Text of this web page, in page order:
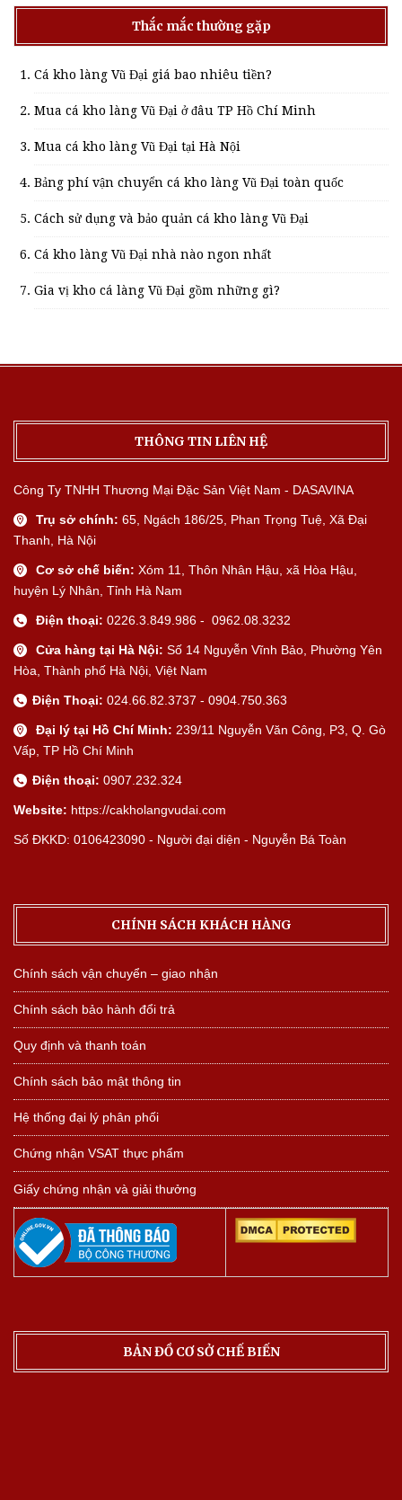
Thắc mắc thường gặp
Cá kho làng Vũ Đại giá bao nhiêu tiền?
Mua cá kho làng Vũ Đại ở đâu TP Hồ Chí Minh
Mua cá kho làng Vũ Đại tại Hà Nội
Bảng phí vận chuyển cá kho làng Vũ Đại toàn quốc
Cách sử dụng và bảo quản cá kho làng Vũ Đại
Cá kho làng Vũ Đại nhà nào ngon nhất
Gia vị kho cá làng Vũ Đại gồm những gì?
THÔNG TIN LIÊN HỆ
Công Ty TNHH Thương Mại Đặc Sản Việt Nam - DASAVINA
Trụ sở chính: 65, Ngách 186/25, Phan Trọng Tuệ, Xã Đại
Thanh, Hà Nội
Cơ sở chế biến: Xóm 11, Thôn Nhân Hậu, xã Hòa Hậu,
huyện Lý Nhân, Tỉnh Hà Nam
Điện thoại: 0226.3.849.986 - 0962.08.3232
Cửa hàng tại Hà Nội: Số 14 Nguyễn Vĩnh Bảo, Phường Yên
Hòa, Thành phố Hà Nội, Việt Nam
Điện Thoại: 024.66.82.3737 - 0904.750.363
Đại lý tại Hồ Chí Minh: 239/11 Nguyễn Văn Công, P3, Q. Gò
Vấp, TP Hồ Chí Minh
Điện thoại: 0907.232.324
Website: https://cakholangvudai.com
Số ĐKKD: 0106423090 - Người đại diện - Nguyễn Bá Toàn
CHÍNH SÁCH KHÁCH HÀNG
Chính sách vận chuyển – giao nhận
Chính sách bảo hành đổi trả
Quy định và thanh toán
Chính sách bảo mật thông tin
Hệ thống đại lý phân phối
Chứng nhận VSAT thực phẩm
Giấy chứng nhận và giải thưởng
BẢN ĐỒ CƠ SỞ CHẾ BIẾN